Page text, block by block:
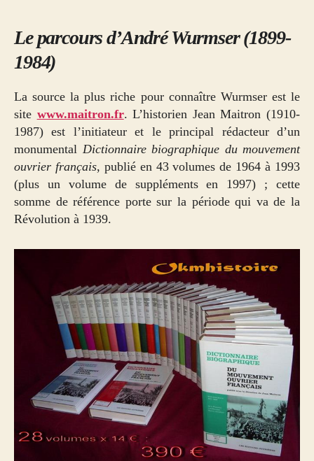
Le parcours d’André Wurmser (1899-
1984)
La source la plus riche pour connaître Wurmser est le
site www.maitron.fr. L’historien Jean Maitron (1910-
1987) est l’initiateur et le principal rédacteur d’un
monumental Dictionnaire biographique du mouvement
ouvrier français, publié en 43 volumes de 1964 à 1993
(plus un volume de suppléments en 1997) ; cette
somme de référence porte sur la période qui va de la
Révolution à 1939.